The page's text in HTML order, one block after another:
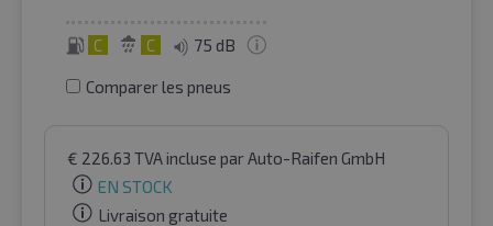
C C 75 dB
Comparer les pneus
€ 226.63 TVA incluse par Auto-Raifen GmbH
EN STOCK
Livraison gratuite